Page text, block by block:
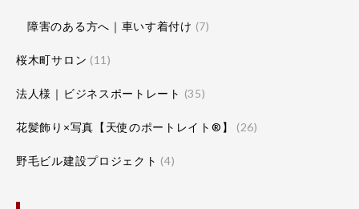
障害のある方へ｜車いす着付け (7)
桜木町サロン (11)
法人様｜ビジネスポートレート (35)
花髪飾り×写真【天使のポートレイト®】 (26)
野毛ビル建設プロジェクト (4)